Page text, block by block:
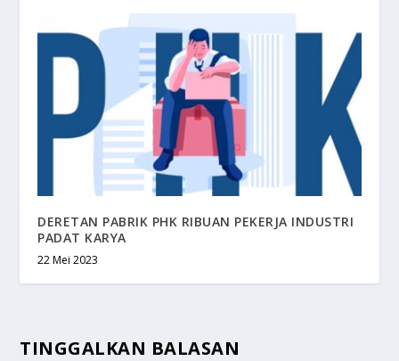
DERETAN PABRIK PHK RIBUAN PEKERJA INDUSTRI
PADAT KARYA
22 Mei 2023
TINGGALKAN BALASAN